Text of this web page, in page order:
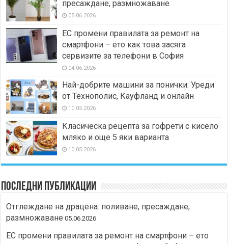
пресаждане, размножаване
05.06.2026
ЕС промени правилата за ремонт на
смартфони – ето как това засяга
сервизите за телефони в София
04.06.2026
Най-добрите машини за понички: Уреди
от Технополис, Кауфланд и онлайн
10.05.2026
Класическа рецепта за гофрети с кисело
мляко и още 5 яки варианта
10.05.2026
Последни публикации
Отглеждане на драцена: поливане, пресаждане,
размножаване 05.06.2026
ЕС промени правилата за ремонт на смартфони – ето